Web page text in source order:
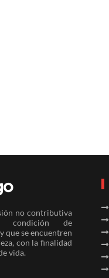
no contributiva
condición de
que se encuentren
con la finalidad
vida.